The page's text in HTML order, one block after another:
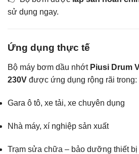
sử dụng ngay.
Ứng dụng thực tế
Bộ máy bơm dầu nhớt Piusi Drum
230V được ứng dụng rộng rãi trong:
Gara ô tô, xe tải, xe chuyên dụng
Nhà máy, xí nghiệp sản xuất
Trạm sửa chữa – bảo dưỡng thiết bị